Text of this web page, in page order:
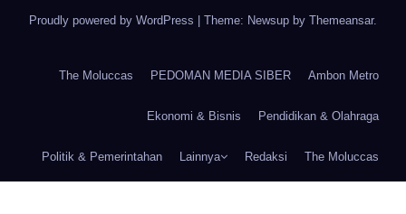
Proudly powered by WordPress Theme: Newsup by Themeansar.
The Moluccas PEDOMAN MEDIA SIBER Ambon Metro
Ekonomi & Bisnis Pendidikan & Olahraga
Politik & Pemerintahan Lainnya Redaksi The Moluccas